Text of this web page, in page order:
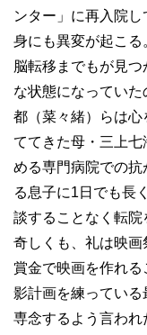
ンター」に再入院
身にも異変が起こる
脳転移までもが見
な状態になってい
都（菜々緒）らは
ててきた母・三上
める専門病院での
る息子に1日でも長
談することなく転院
奇しくも、礼は映画
賞金で映画を作れ
影計画を練っている
専念するよう言われ